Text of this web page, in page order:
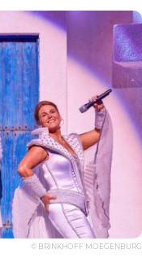
© BRINKHOFF MOEGENBURG